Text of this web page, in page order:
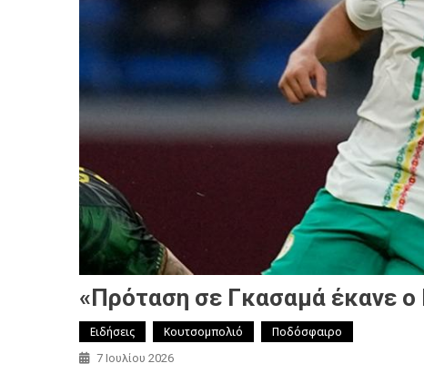
«Πρόταση σε Γκασαμά έκανε ο
Ειδήσεις Κουτσομπολιό Ποδόσφαιρο
7 Ιουλίου 2026